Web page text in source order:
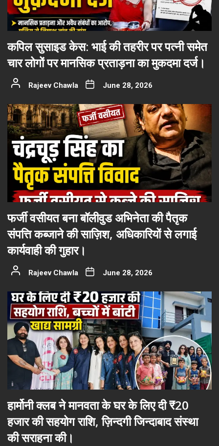
कपिल सुसाइड केस: भाई की तहरीर पर पत्नी समेत
चार लोगों पर मानसिक प्रताड़ना का मुकदमा दर्ज।
Rajeev Chawla June 28, 2026
फर्जी वसीयत बना बॉलीवुड अभिनेता की पैतृक
संपत्ति कब्जाने की साज़िश, अधिकारियों से लगाई
कार्यवाही की गुहार।
Rajeev Chawla June 28, 2026
हार्मोनी क्लब ने मानवता के घर के लिए दी ₹20
हजार की सहयोग राशि, ज़िन्दगी जिन्दाबाद संस्था
की सराहना की।